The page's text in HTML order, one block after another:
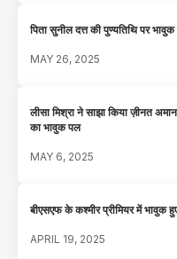
पिता सुनील दत्त की पुण्यतिथि पर
MAY 26, 2025
लीसा मिश्रा ने साझा किया ज़ीनत
का भावुक पल
MAY 6, 2025
बीएसएफ के कश्मीर प्रीमियर में भावुक
APRIL 19, 2025